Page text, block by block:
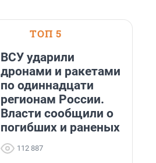
ТОП 5
ВСУ ударили
дронами и ракетами
по одиннадцати
регионам России.
Власти сообщили о
погибших и раненых
112 887